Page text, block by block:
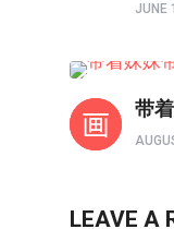
JUNE
带
LEAVE A